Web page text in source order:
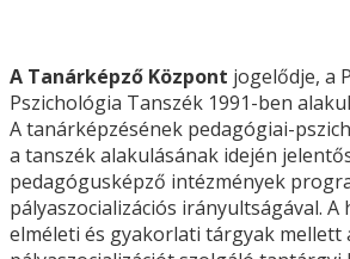
A Tanárképző Központ jogelődje, a
Pszichológia Tanszék 1991-ben
A tanárképzésének pedagógiai-
a tanszék alakulásának idején
pedagógusképző intézmények
pályaszocializációs irányultságával. A
elméleti és gyakorlati tárgyak mellett